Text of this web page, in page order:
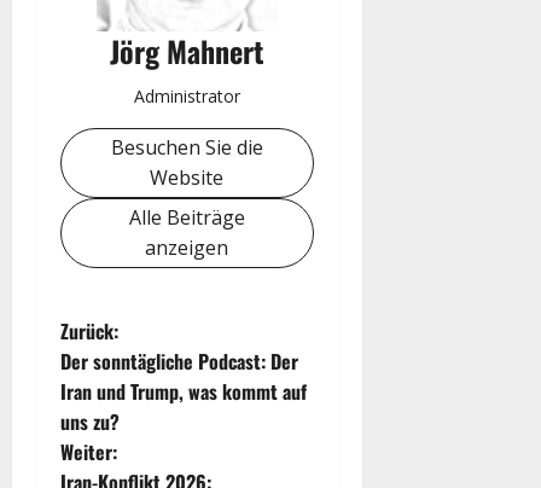
Jörg Mahnert
Administrator
Besuchen Sie die
Website
Alle Beiträge
anzeigen
B
e
i
Zurück:
Der sonntägliche Podcast: Der
Iran und Trump, was kommt auf
uns zu?
Weiter:
Iran-Konflikt 2026: